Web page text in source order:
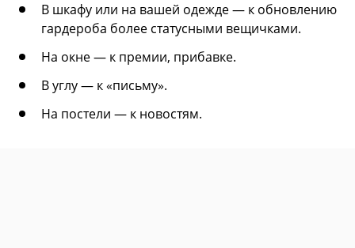
В шкафу или на вашей одежде — к обновлению
гардероба более статусными вещичками.
На окне — к премии, прибавке.
В углу — к «письму».
На постели — к новостям.